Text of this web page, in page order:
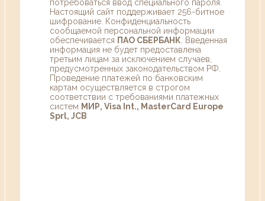
потребоваться ввод специального пароля.
Настоящий сайт поддерживает 256-битное
шифрование. Конфиденциальность
сообщаемой персональной информации
обеспечивается ПАО СБЕРБАНК . Введенная
информация не будет предоставлена
третьим лицам за исключением случаев,
предусмотренных законодательством РФ.
Проведение платежей по банковским
картам осуществляется в строгом
соответствии с требованиями платежных
систем МИР, Visa Int., MasterCard Europe
Sprl, JCB